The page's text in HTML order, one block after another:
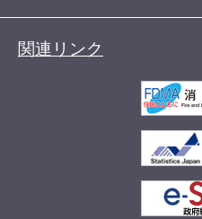
関連リンク